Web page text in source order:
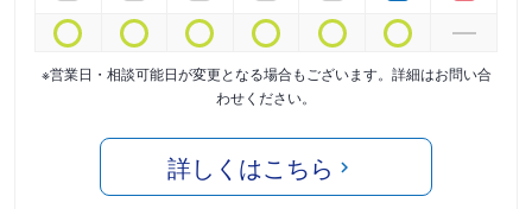
※営業日・相談可能日が変更となる場合もございます。詳細はお問い合
わせください。
詳しくはこちら